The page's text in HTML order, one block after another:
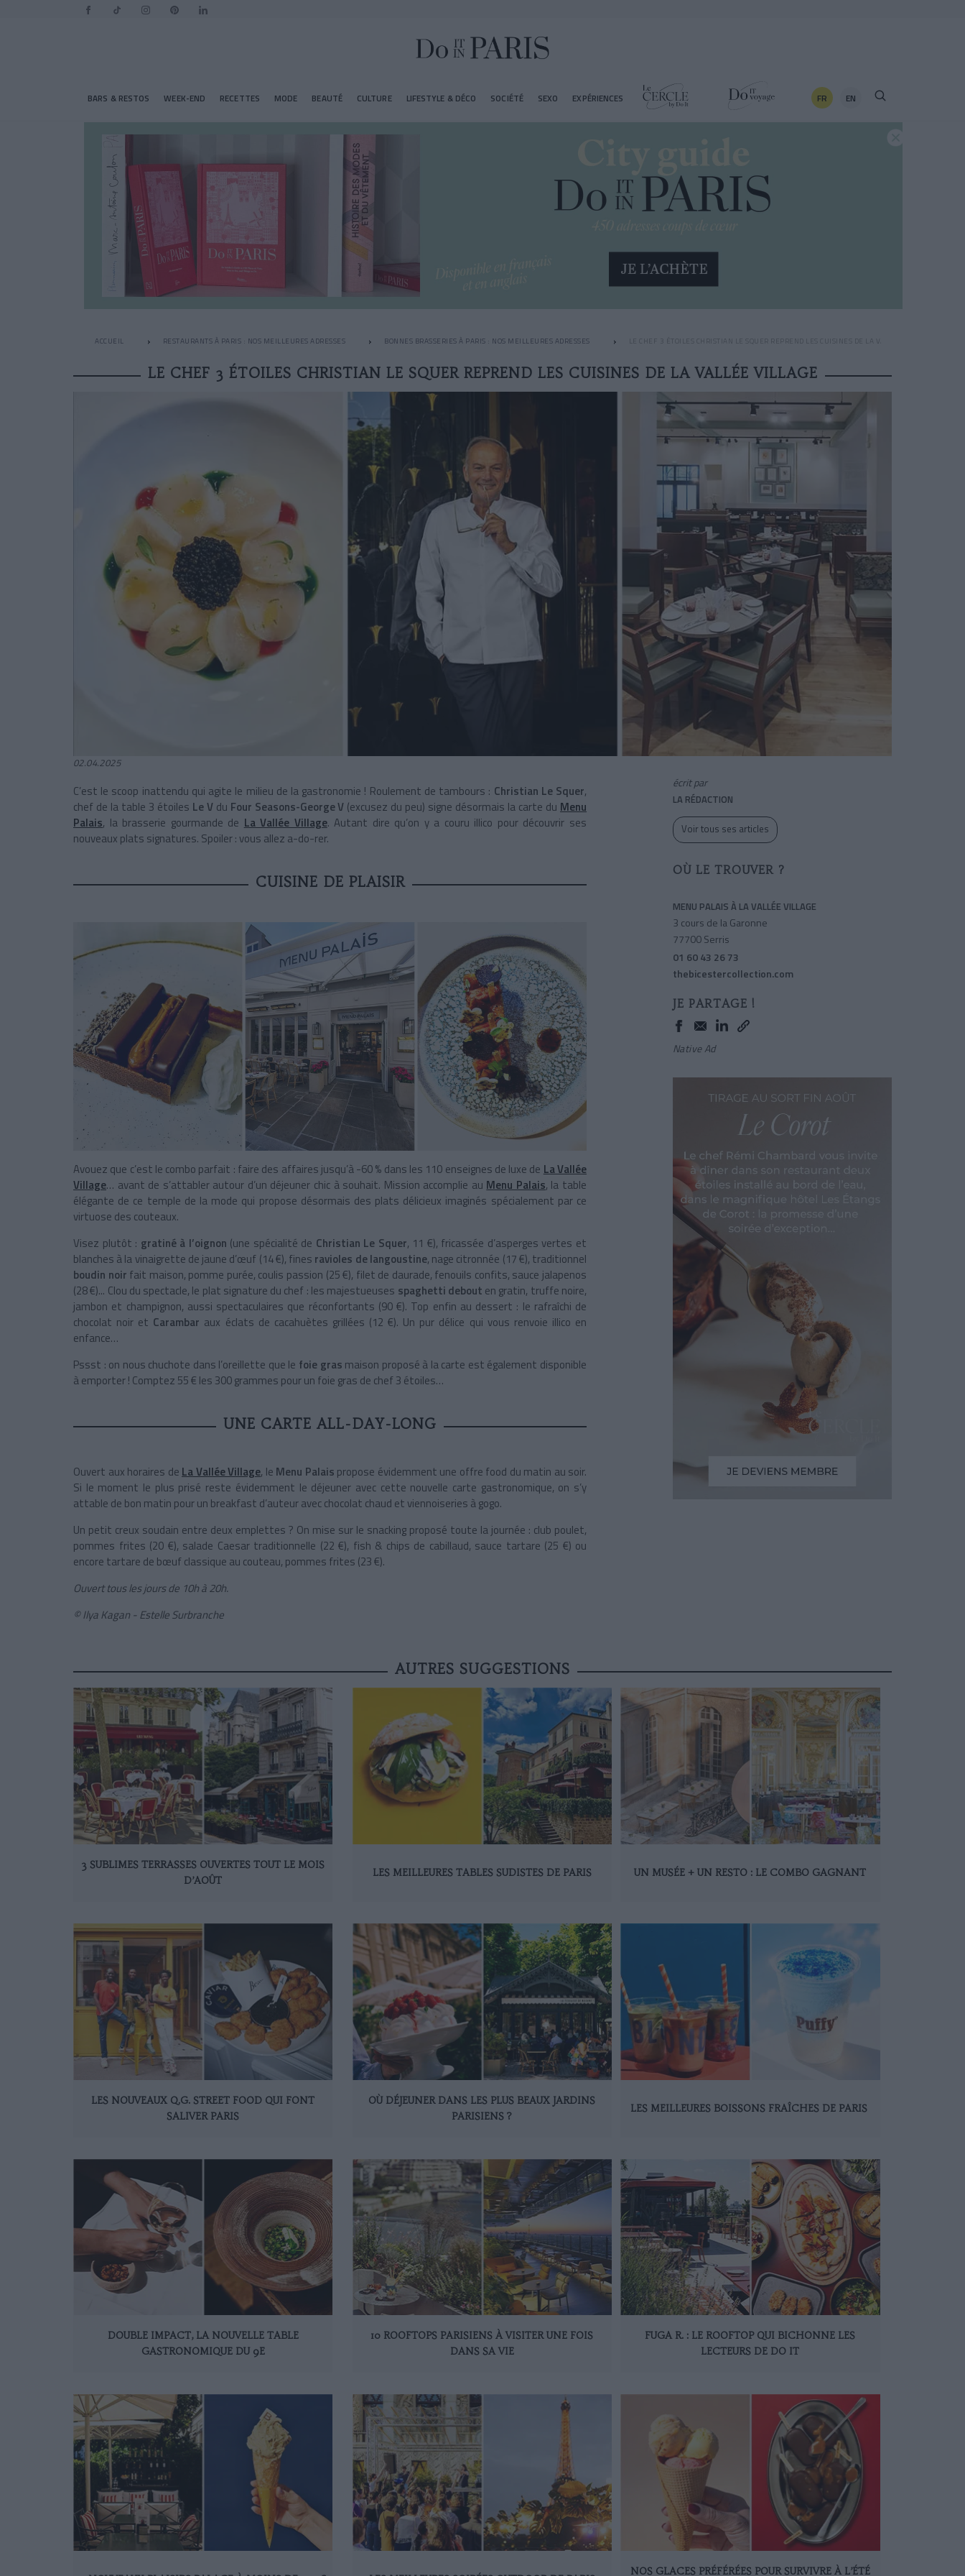
BARS & RESTOS WEEK-END RECETTES MODE BEAUTÉ CULTURE LIFESTYLE & DÉCO SOCIÉTÉ SEXO EXPÉRIENCES FR EN
ACCUEIL RESTAURANTS À PARIS : NOS MEILLEURES ADRESSES BONNES BRASSERIES À PARIS : NOS MEILLEURES ADRESSES LE CHEF 3 ÉTOILES CHRISTIAN LE SQUER REPREND LES CUISINES DE LA VALLÉE VILLAGE
LE CHEF 3 ÉTOILES CHRISTIAN LE SQUER REPREND LES CUISINES DE LA VALLÉE VILLAGE
02.04.2025
C’est le scoop inattendu qui agite le milieu de la gastronomie ! Roulement de tambours : Christian Le Squer,
chef de la table 3 étoiles Le V du Four Seasons-George V (excusez du peu) signe désormais la carte du Menu
Palais, la brasserie gourmande de La Vallée Village.Autant dire qu’on y a couru illico pour découvrir ses
nouveaux plats signatures. Spoiler : vous allez a-do-rer.
CUISINE DE PLAISIR
Avouez que c’est le combo parfait : faire des affaires jusqu’à -60 % dans les 110 enseignes de luxe de La Vallée
Village… avant de s’attabler autour d’un déjeuner chic à souhait. Mission accomplie au Menu Palais, la table
élégante de ce temple de la mode qui propose désormais des plats délicieux imaginés spécialement par ce
virtuose des couteaux.
Visez plutôt : gratiné à l’oignon (une spécialité de Christian Le Squer, 11 €), fricassée d’asperges vertes et
blanches à la vinaigrette de jaune d’œuf (14 €), fines ravioles de langoustine, nage citronnée (17 €), traditionnel
boudin noir fait maison, pomme purée, coulis passion (25 €), filet de daurade, fenouils confits, sauce jalapenos
(28 €)... Clou du spectacle, le plat signature du chef : les majestueuses spaghetti debout en gratin, truffe noire,
jambon et champignon, aussi spectaculaires que réconfortants (90 €). Top enfin au dessert : le rafraîchi de
chocolat noir et Carambar aux éclats de cacahuètes grillées (12 €). Un pur délice qui vous renvoie illico en
enfance…
Pssst : on nous chuchote dans l’oreillette que le foie gras maison proposé à la carte est également disponible
à emporter ! Comptez 55 € les 300 grammes pour un foie gras de chef 3 étoiles…
UNE CARTE ALL-DAY-LONG
Ouvert aux horaires de La Vallée Village, le Menu Palais propose évidemment une offre food du matin au soir.
Si le moment le plus prisé reste évidemment le déjeuner avec cette nouvelle carte gastronomique, on s’y
attable de bon matin pour un breakfast d’auteur avec chocolat chaud et viennoiseries à gogo.
Un petit creux soudain entre deux emplettes ? On mise sur le snacking proposé toute la journée : club poulet,
pommes frites (20 €), salade Caesar traditionnelle (22 €), fish & chips de cabillaud, sauce tartare (25 €) ou
encore tartare de bœuf classique au couteau, pommes frites (23 €).
Ouvert tous les jours de 10h à 20h.
© Ilya Kagan - Estelle Surbranche
écrit par
LA RÉDACTION
Voir tous ses articles
OÙ LE TROUVER ?
MENU PALAIS À LA VALLÉE VILLAGE
3 cours de la Garonne
77700 Serris
01 60 43 26 73
thebicestercollection.com
JE PARTAGE !
Native Ad
AUTRES SUGGESTIONS
3 SUBLIMES TERRASSES OUVERTES TOUT LE MOIS
D’AOÛT
LES MEILLEURES TABLES SUDISTES DE PARIS UN MUSÉE + UN RESTO : LE COMBO GAGNANT
LES NOUVEAUX Q.G. STREET FOOD QUI FONT
SALIVER PARIS
OÙ DÉJEUNER DANS LES PLUS BEAUX JARDINS
PARISIENS ?
LES MEILLEURES BOISSONS FRAÎCHES DE PARIS
DOUBLE IMPACT, LA NOUVELLE TABLE
GASTRONOMIQUE DU 9E
10 ROOFTOPS PARISIENS À VISITER UNE FOIS
DANS SA VIE
FUGA R. : LE ROOFTOP QUI BICHONNE LES
LECTEURS DE DO IT
NOS GLACES PRÉFÉRÉES POUR SURVIVRE À L’ÉTÉ